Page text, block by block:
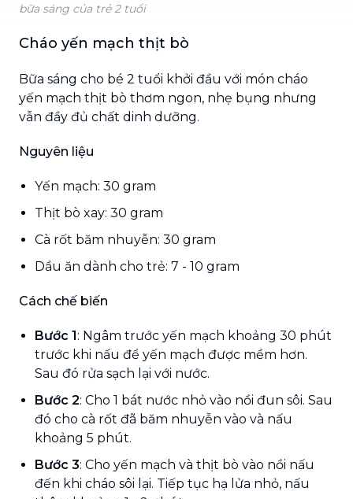
bữa sáng của trẻ 2 tuổi
Cháo yến mạch thịt bò
Bữa sáng cho bé 2 tuổi khởi đầu với món cháo
yến mạch thịt bò thơm ngon, nhẹ bụng nhưng
vẫn đầy đủ chất dinh dưỡng.
Nguyên liệu
Yến mạch: 30 gram
Thịt bò xay: 30 gram
Cà rốt băm nhuyễn: 30 gram
Dầu ăn dành cho trẻ: 7 - 10 gram
Cách chế biến
Bước 1: Ngâm trước yến mạch khoảng 30 phút
trước khi nấu để yến mạch được mềm hơn.
Sau đó rửa sạch lại với nước.
Bước 2: Cho 1 bát nước nhỏ vào nồi đun sôi. Sau
đó cho cà rốt đã băm nhuyễn vào và nấu
khoảng 5 phút.
Bước 3: Cho yến mạch và thịt bò vào nồi nấu
đến khi cháo sôi lại. Tiếp tục hạ lửa nhỏ, nấu